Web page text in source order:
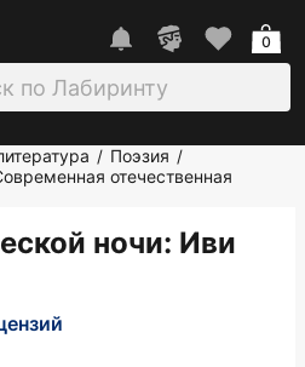
0
/ Поэзия /
отечественная
ночи: Иви